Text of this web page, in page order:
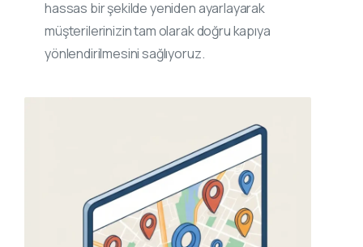
hassas bir şekilde yeniden ayarlayarak
müşterilerinizin tam olarak doğru kapıya
yönlendirilmesini sağlıyoruz.